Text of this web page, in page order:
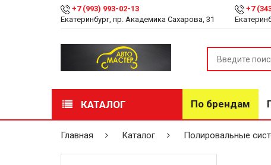
+7 (993) 993-02-13
Екатеринбург, пр. Академика Сахарова, 31
+7
КАТАЛОГ По брендам
РАСПРОДАЖА
Лакокрасочные
Главная Каталог Полировальные